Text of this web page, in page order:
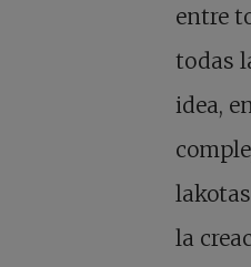
entre
todas
idea,
la